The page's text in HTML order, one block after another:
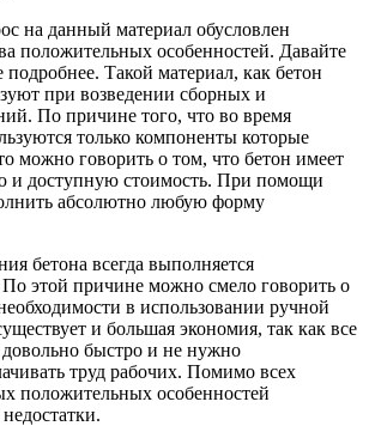
на данный материал обусловлен
положительных особенностей. Давайте
Такой материал, как бетон
при возведении сборных и
По причине того, что во время
только компоненты которые
можно говорить о том, что бетон имеет
и доступную стоимость. При помощи
абсолютно любую форму
бетона всегда выполняется
По этой причине можно смело говорить о
в использовании ручной
и большая экономия, так как все
довольно быстро и не нужно
труд рабочих. Помимо всех
положительных особенностей